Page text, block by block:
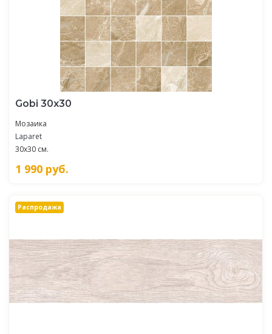
Gobi 30х30
Мозаика
Laparet
30x30 см.
1 990 руб.
Распродажа